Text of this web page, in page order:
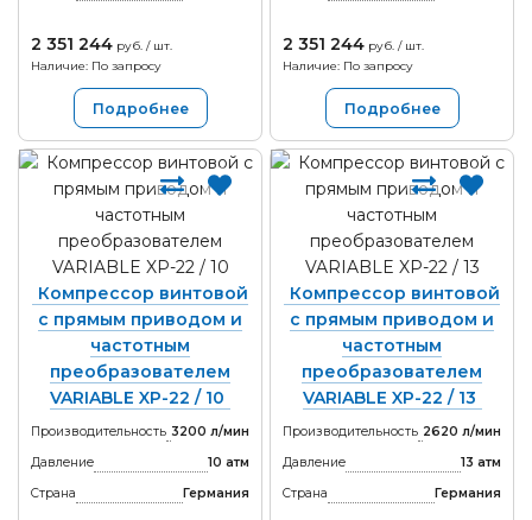
2 351 244 руб. / шт.
Наличие: По запросу
Подробнее
2 351 244 руб. / шт.
Наличие: По запросу
Подробнее
Компрессор винтовой
с прямым приводом и
частотным
преобразователем
VARIABLE XP-22 / 10
Производительность 3200 л/мин
Давление
10 атм
Страна
Германия
Компрессор винтовой
с прямым приводом и
частотным
преобразователем
VARIABLE XP-22 / 13
Производительность 2620 л/мин
Давление
13 атм
Страна
Германия